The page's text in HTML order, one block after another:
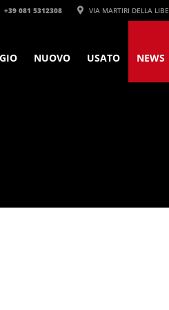
+39 081 5312308‬ VIA MARTIRI DELLA
NUOVO USATO NEWS